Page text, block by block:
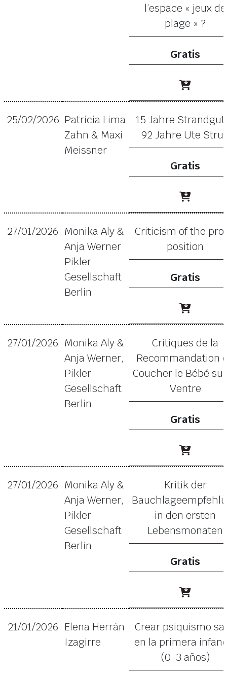
l’espace « jeux de
plage » ?
Gratis
25/02/2026 Patricia Lima
Zahn & Maxi
Meissner
15 Jahre
92 Jahre Ute
Gratis
27/01/2026 Monika Aly &
Anja Werner
Pikler
Gesellschaft
Berlin
Criticism of the
position
Gratis
27/01/2026 Monika Aly &
Anja Werner,
Pikler
Gesellschaft
Berlin
Critiques de la
Recommandation
Coucher le Bébé
Ventre
Gratis
27/01/2026 Monika Aly &
Anja Werner,
Pikler
Gesellschaft
Berlin
Kritik der
in den ersten
Lebensmonaten
Gratis
21/01/2026 Elena Herrán
Izagirre
Crear psiquismo
en la primera
(0-3 años)